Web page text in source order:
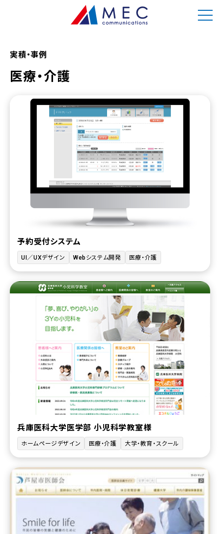
実積・事例
医療・介護
予約受付システム
UI／UXデザイン Webシステム開発 医療・介護
兵庫医科大学医学部 小児科学教室様
ホームページデザイン 医療・介護 大学・教育・スクール